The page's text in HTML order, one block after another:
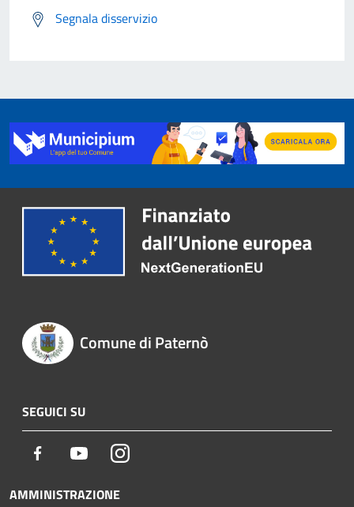
Segnala disservizio
Comune di Paternò
SEGUICI SU
Facebook YoutubeInstagram
AMMINISTRAZIONE